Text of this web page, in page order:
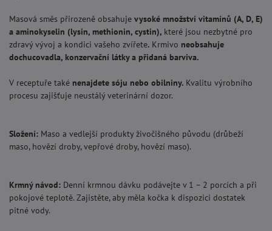
Masová směs přirozeně obsahuje vysoké množství vitamínů (A, D, E)
a aminokyselin (lysin, methionin, cystin), které jsou nezbytné pro
zdravý vývoj a kondici vašeho zvířete. Krmivo neobsahuje
dochucovadla, konzervační látky a přidaná barviva.
V receptuře také nenajdete sóju nebo obilniny. Kvalitu výrobního
procesu zajišťuje neustálý veterinární dozor.
Složení: Maso a vedlejší produkty živočišného původu (drůbeží
maso, hovězí droby, vepřové droby, hovězí maso).
Krmný návod: Denní krmnou dávku podávejte v 1 – 2 porcích a při
pokojové teplotě. Zajistěte, aby měla kočka k dispozici dostatek
pitné vody.